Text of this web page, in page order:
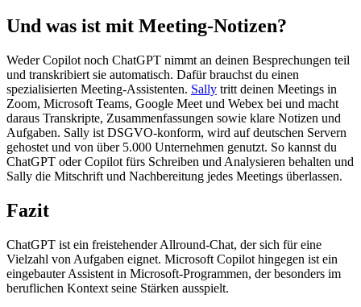
Und was ist mit Meeting-Notizen?
Weder Copilot noch ChatGPT nimmt an deinen Besprechungen teil
und transkribiert sie automatisch. Dafür brauchst du einen
spezialisierten Meeting-Assistenten. Sally tritt deinen Meetings in
Zoom, Microsoft Teams, Google Meet und Webex bei und macht
daraus Transkripte, Zusammenfassungen sowie klare Notizen und
Aufgaben. Sally ist DSGVO-konform, wird auf deutschen Servern
gehostet und von über 5.000 Unternehmen genutzt. So kannst du
ChatGPT oder Copilot fürs Schreiben und Analysieren behalten und
Sally die Mitschrift und Nachbereitung jedes Meetings überlassen.
Fazit
ChatGPT ist ein freistehender Allround-Chat, der sich für eine
Vielzahl von Aufgaben eignet. Microsoft Copilot hingegen ist ein
eingebauter Assistent in Microsoft-Programmen, der besonders im
beruflichen Kontext seine Stärken ausspielt.